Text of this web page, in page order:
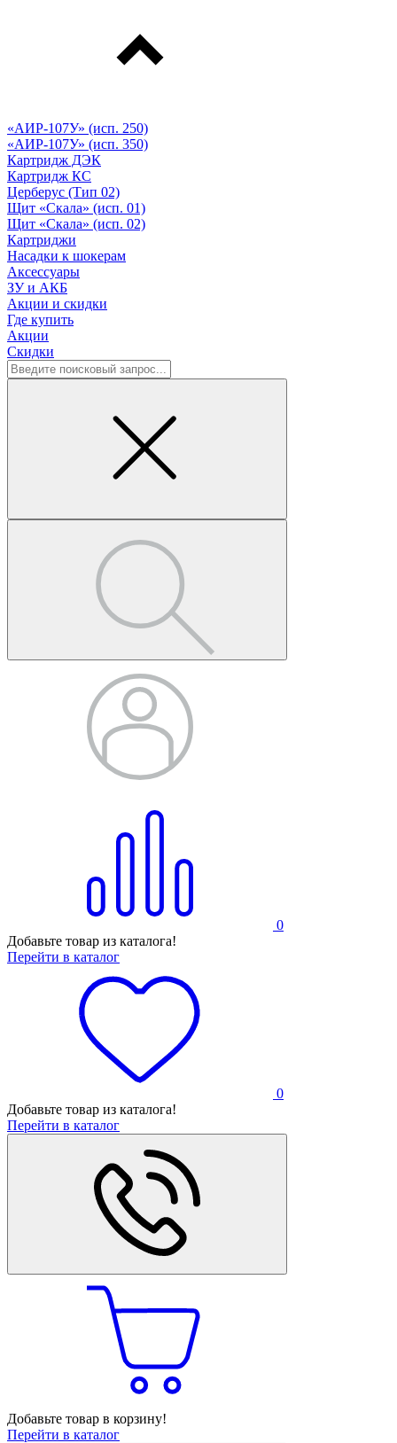
«АИР-107У» (исп. 250)
«АИР-107У» (исп. 350)
Картридж ДЭК
Картридж КС
Церберус (Тип 02)
Щит «Скала» (исп. 01)
Щит «Скала» (исп. 02)
Картриджи
Насадки к шокерам
Аксессуары
ЗУ и АКБ
Акции и скидки
Где купить
Акции
Скидки
0
Добавьте товар из каталога!
Перейти в каталог
0
Добавьте товар из каталога!
Перейти в каталог
Добавьте товар в корзину!
Перейти в каталог